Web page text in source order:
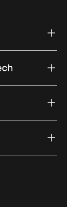
link) link)
(external